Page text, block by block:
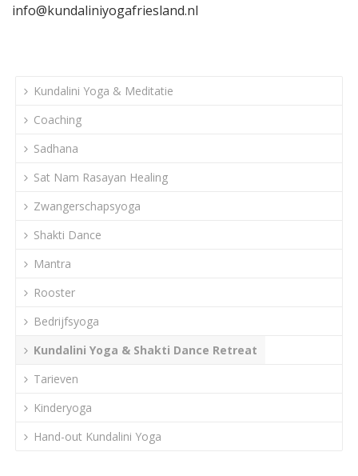
info@kundaliniyogafriesland.nl
Kundalini Yoga & Meditatie
Coaching
Sadhana
Sat Nam Rasayan Healing
Zwangerschapsyoga
Shakti Dance
Mantra
Rooster
Bedrijfsyoga
Kundalini Yoga & Shakti Dance Retreat
Tarieven
Kinderyoga
Hand-out Kundalini Yoga